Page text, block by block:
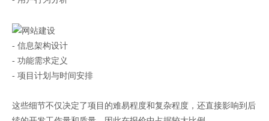
- 信息架构设计
- 功能需求定义
- 项目计划与时间安排
这些细节不仅决定了项目的难易程度和复杂程度，还直接影响到后